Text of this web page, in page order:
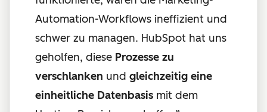
Automation-Workflows ineffizient und
schwer zu managen. HubSpot hat uns
geholfen, diese Prozesse zu
verschlanken und gleichzeitig eine
einheitliche Datenbasis mit dem